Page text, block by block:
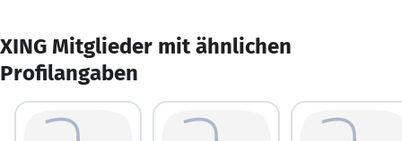
XING Mitglieder mit ähnlichen
Profilangaben